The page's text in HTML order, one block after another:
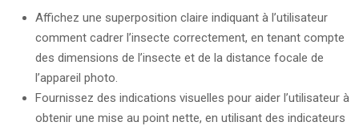
Affichez une superposition claire indiquant à l’utilisateur
comment cadrer l’insecte correctement, en tenant compte
des dimensions de l’insecte et de la distance focale de
l’appareil photo.
Fournissez des indications visuelles pour aider l’utilisateur à
obtenir une mise au point nette, en utilisant des indicateurs